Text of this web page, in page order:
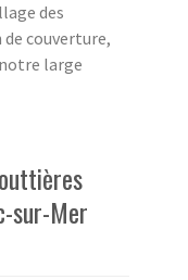
des
couverture,
large
sur-Mer